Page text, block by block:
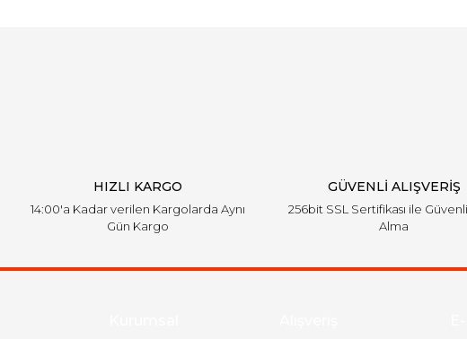
HIZLI KARGO
14:00'a Kadar verilen Kargolarda Aynı
Gün Kargo
GÜVENLİ ALIŞVERİŞ
256bit SSL Sertifikası ile
Alma